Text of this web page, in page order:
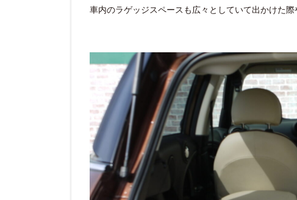
車内のラゲッジスペースも広々としていて出かけた